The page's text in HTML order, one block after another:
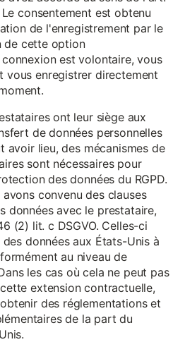
Le consentement est obtenu
de l'enregistrement par le
de cette option
est volontaire, vous
vous enregistrer directement
ont leur siège aux
de données personnelles
avoir lieu, des mécanismes de
sont nécessaires pour
des données du RGPD.
convenu des clauses
données avec le prestataire,
(2) lit. c DSGVO. Celles-ci
données aux États-Unis à
au niveau de
les cas où cela ne peut pas
extension contractuelle,
des réglementations et
de la part du